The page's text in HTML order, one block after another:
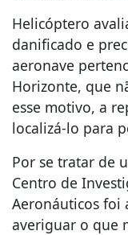
Helicóptero
danificado e
aeronave
Horizonte, que
esse motivo, a
localizá-lo para
Por se tratar de
Centro de
Aeronáuticos foi
averiguar o que